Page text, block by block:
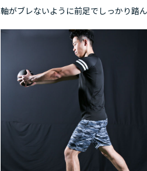
軸がブレないように前足でしっかり踏